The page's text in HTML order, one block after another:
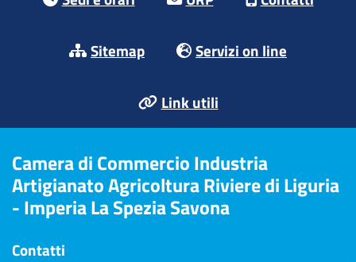
Sitemap Servizi on line
Link utili
Camera di Commercio Industria
Artigianato Agricoltura Riviere di Liguria
- Imperia La Spezia Savona
Contatti